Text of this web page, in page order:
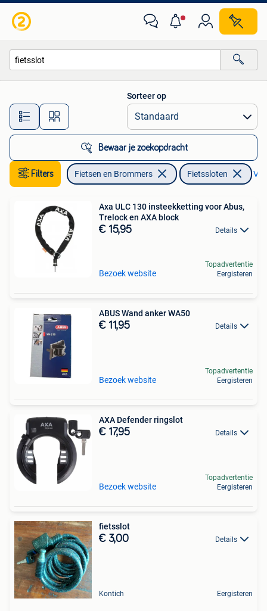
Alle afstanden…
Sorteer op
Bewaar je zoekopdracht
Filters Fietsen en Brommers Fietssloten
Axa ULC 130 insteekketting voor Abus,
Trelock en AXA block
€ 15,95 Details
Bezoek website
Topadvertentie
Eergisteren
ABUS Wand anker WA50
€ 11,95 Details
Bezoek website
Topadvertentie
Eergisteren
AXA Defender ringslot
€ 17,95 Details
Bezoek website
Topadvertentie
Eergisteren
fietsslot
€ 3,00 Details
Kontich Eergisteren